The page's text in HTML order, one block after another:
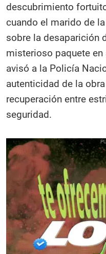
descubrimiento
cuando el marido de
sobre la desaparición
misterioso paquete
avisó a la Policía
autenticidad de la
recuperación entre
seguridad.​